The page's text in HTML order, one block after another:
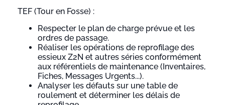
TEF (Tour en Fosse) :
Respecter le plan de charge prévue et les
ordres de passage.
Réaliser les opérations de reprofilage des
essieux Z2N et autres séries conformément
aux référentiels de maintenance (Inventaires,
Fiches, Messages Urgents...).
Analyser les défauts sur une table de
roulement et déterminer les délais de